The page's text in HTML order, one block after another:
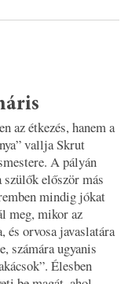
az étkezés, hanem a
vallja Skrut
A pályán
először más
mindig jókat
meg, mikor az
és orvosa javaslatára
számára ugyanis
. Élesben